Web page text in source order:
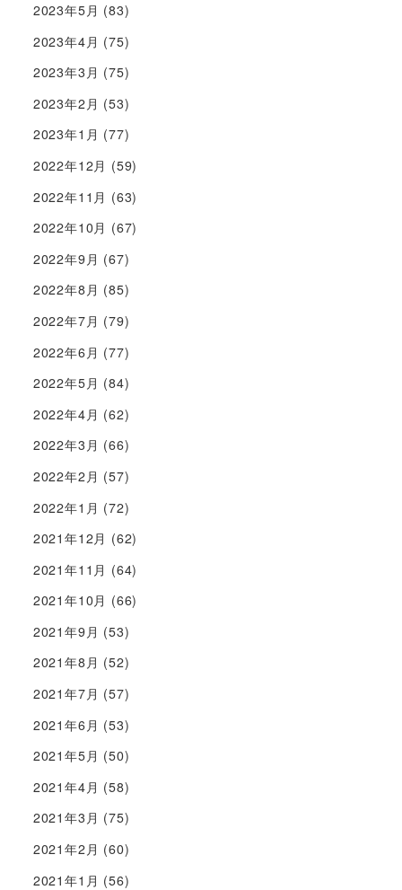
2023年5月 (83)
2023年4月 (75)
2023年3月 (75)
2023年2月 (53)
2023年1月 (77)
2022年12月 (59)
2022年11月 (63)
2022年10月 (67)
2022年9月 (67)
2022年8月 (85)
2022年7月 (79)
2022年6月 (77)
2022年5月 (84)
2022年4月 (62)
2022年3月 (66)
2022年2月 (57)
2022年1月 (72)
2021年12月 (62)
2021年11月 (64)
2021年10月 (66)
2021年9月 (53)
2021年8月 (52)
2021年7月 (57)
2021年6月 (53)
2021年5月 (50)
2021年4月 (58)
2021年3月 (75)
2021年2月 (60)
2021年1月 (56)